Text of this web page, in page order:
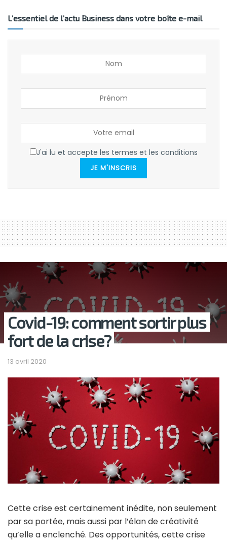
L’essentiel de l’actu Business dans votre boîte e-mail
J'ai lu et accepte les termes et les conditions
JE M'INSCRIS
Covid-19: comment sortir plus
fort de la crise?
13 avril 2020
Cette crise est certainement inédite, non seulement
par sa portée, mais aussi par l’élan de créativité
qu’elle a enclenché. Des opportunités, cette crise